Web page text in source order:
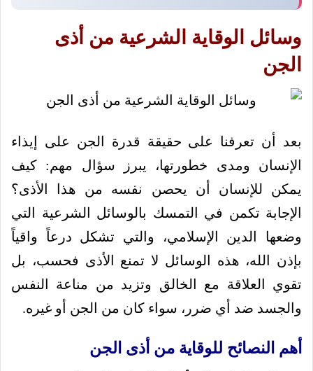
وسائل الوقاية الشرعية من أذى
الجن
بعد أن تعرفنا على حقيقة قدرة الجن على إيذاء
الإنسان ومدى خطورتها، يبرز سؤال مهم: كيف
يمكن للإنسان أن يحصن نفسه من هذا الأذى؟
الإجابة تكمن في التمسك بالوسائل الشرعية التي
وضعها الدين الإسلامي، والتي تشكل درعاً واقياً
بإذن الله، هذه الوسائل لا تمنع الأذى فحسب، بل
تقوي العلاقة مع الخالق وتزيد من مناعة النفس
والجسد ضد أي ضرر، سواء كان من الجن أو غيره.
أهم النصائح للوقاية من أذى الجن